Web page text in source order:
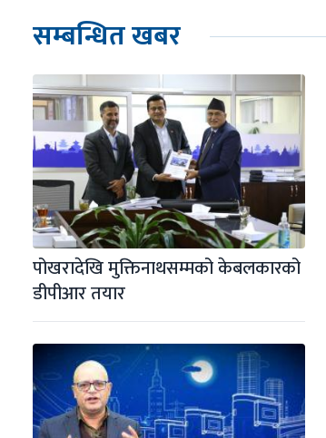
सम्बन्धित खबर
पोखरादेखि मुक्तिनाथसम्मको केबलकारको
डीपीआर तयार